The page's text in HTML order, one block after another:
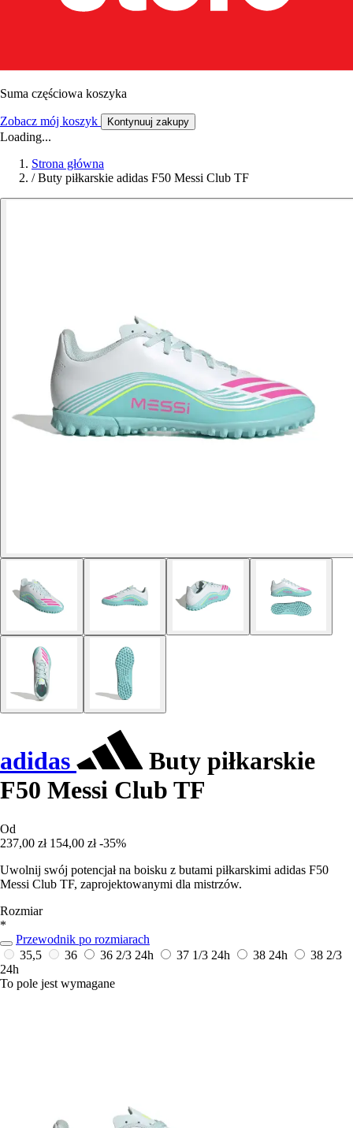
Suma częściowa koszyka
Zobacz mój koszyk Kontynuuj zakupy
Loading...
Strona główna
/ Buty piłkarskie adidas F50 Messi Club TF
adidas
Buty piłkarskie
F50 Messi Club TF
Od
237,00 zł 154,00 zł -35%
Uwolnij swój potencjał na boisku z butami piłkarskimi adidas F50
Messi Club TF, zaprojektowanymi dla mistrzów.
Rozmiar
*
Przewodnik po rozmiarach
35,5
36 36 2/3 24h 37 1/3 24h 38 24h
38 2/3
24h
To pole jest wymagane